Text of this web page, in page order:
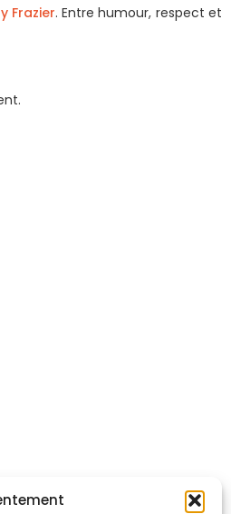
Frazier. Entre humour, respect et